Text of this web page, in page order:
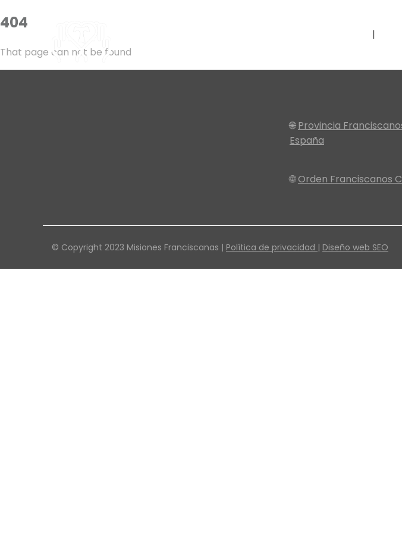
404
That page can not be found
🌐Provincia
España
🌐Orden Franciscanos
© Copyright 2023 Misiones Franciscanas | Política de privacidad | Diseño web SEO